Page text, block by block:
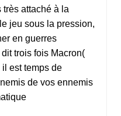
attaché à la
jeu sous la pression,
en guerres
dit trois fois Macron(
est temps de
de vos ennemis